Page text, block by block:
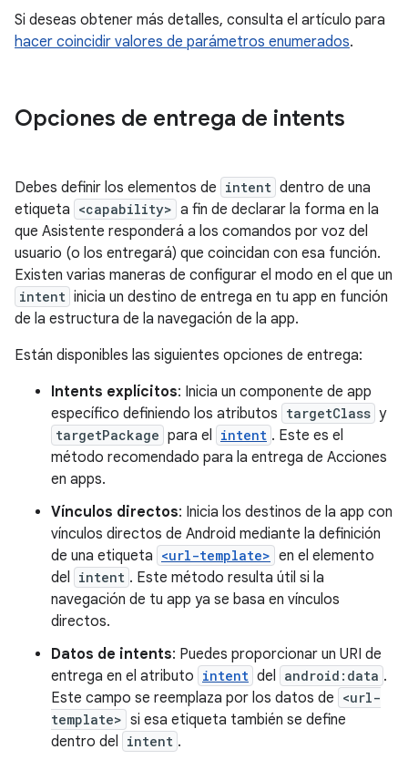
Si deseas obtener más detalles, consulta el artículo para
hacer coincidir valores de parámetros enumerados.
Opciones de entrega de intents
Debes definir los elementos de intent dentro de una
etiqueta <capability> a fin de declarar la forma en la
que Asistente responderá a los comandos por voz del
usuario (o los entregará) que coincidan con esa función.
Existen varias maneras de configurar el modo en el que un
intent inicia un destino de entrega en tu app en función
de la estructura de la navegación de la app.
Están disponibles las siguientes opciones de entrega:
Intents explícitos: Inicia un componente de app
específico definiendo los atributos targetClass y
targetPackage para el intent . Este es el
método recomendado para la entrega de Acciones
en apps.
Vínculos directos: Inicia los destinos de la app con
vínculos directos de Android mediante la definición
de una etiqueta <url-template> en el elemento
del intent . Este método resulta útil si la
navegación de tu app ya se basa en vínculos
directos.
Datos de intents: Puedes proporcionar un URI de
entrega en el atributo intent del android:data .
Este campo se reemplaza por los datos de <url-
template> si esa etiqueta también se define
dentro del intent .